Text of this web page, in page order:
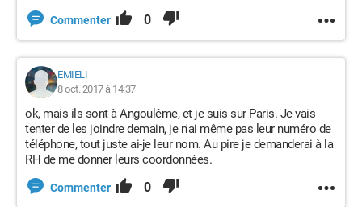
Commenter 0
EMIELI
8 oct. 2017 à 14:37
ok, mais ils sont à Angoulême, et je suis sur Paris. Je vais
tenter de les joindre demain, je n'ai même pas leur numéro de
téléphone, tout juste ai-je leur nom. Au pire je demanderai à la
RH de me donner leurs coordonnées.
Commenter 0